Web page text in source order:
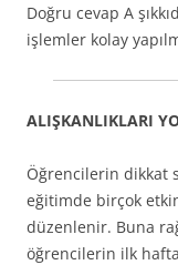
Doğru cevap A
işlemler kolay
ALIŞKANLIKLARI
Öğrencilerin dikkat
eğitimde birçok
düzenlenir. Buna
öğrencilerin ilk